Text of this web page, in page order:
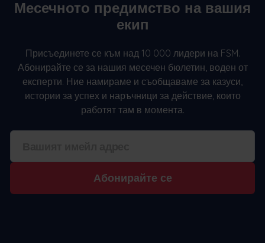
Месечното предимство на вашия
екип
Присъединете се към над 10 000 лидери на FSM.
Абонирайте се за нашия месечен бюлетин, воден от
експерти. Ние намираме и съобщаваме за казуси,
истории за успех и наръчници за действие, които
работят там в момента.
Абонирайте се